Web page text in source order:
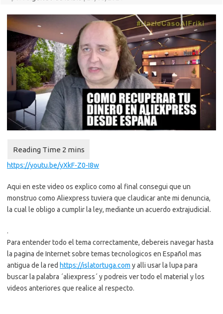
https://youtu.be/yXkF-Z0-I8w
Aqui en este video os explico como al final consegui que un
monstruo como Aliexpress tuviera que claudicar ante mi denuncia,
la cual le obligo a cumplir la ley, mediante un acuerdo extrajudicial.
.
Para entender todo el tema correctamente, debereis navegar hasta
la pagina de Internet sobre temas tecnologicos en Español mas
antigua de la red https://islatortuga.com y alli usar la lupa para
buscar la palabra ´aliexpress´ y podreis ver todo el material y los
videos anteriores que realice al respecto.